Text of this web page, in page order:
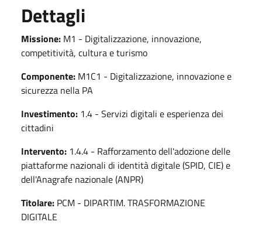
Dettagli
Missione: M1 - Digitalizzazione, innovazione,
competitività, cultura e turismo
Componente: M1C1 - Digitalizzazione, innovazione e
sicurezza nella PA
Investimento: 1.4 - Servizi digitali e esperienza dei
cittadini
Intervento: 1.4.4 - Rafforzamento dell'adozione delle
piattaforme nazionali di identità digitale (SPID, CIE) e
dell'Anagrafe nazionale (ANPR)
Titolare: PCM - DIPARTIM. TRASFORMAZIONE
DIGITALE